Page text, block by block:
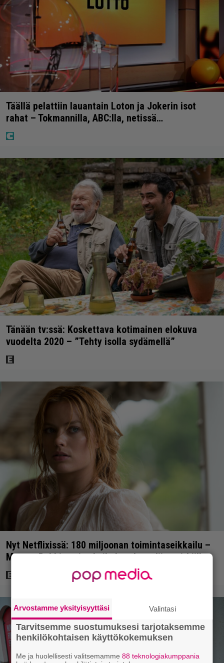
Täällä pelattiin lauantain Loton ja Jokerin isot
rahat – Tokmannilla, ABC:lla, netissä…
Tänään tv:ssä: Koskettava kotimainen elokuva
vuodelta 2020 – ”Tehty isolla sydämellä”
Nyt Netflixissä: 180 miljoonan toimintaseikkailu –
Margot Robbie vei seksikohtauksen liian pitkälle
Arvostamme yksityisyyttäsi Valintasi
Tarvitsemme suostumuksesi tarjotaksemme
henkilökohtaisen käyttökokemuksen
Me ja huolellisesti valitsemamme88 teknologiakumppania